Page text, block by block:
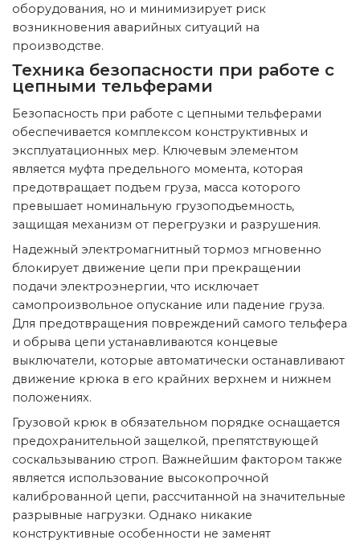
оборудования, но и минимизирует риск
возникновения аварийных ситуаций на
производстве.
Техника безопасности при работе с
цепными тельферами
Безопасность при работе с цепными тельферами
обеспечивается комплексом конструктивных и
эксплуатационных мер. Ключевым элементом
является муфта предельного момента, которая
предотвращает подъем груза, масса которого
превышает номинальную грузоподъемность,
защищая механизм от перегрузки и разрушения.
Надежный электромагнитный тормоз мгновенно
блокирует движение цепи при прекращении
подачи электроэнергии, что исключает
самопроизвольное опускание или падение груза.
Для предотвращения повреждений самого тельфера
и обрыва цепи устанавливаются концевые
выключатели, которые автоматически останавливают
движение крюка в его крайних верхнем и нижнем
положениях.
Грузовой крюк в обязательном порядке оснащается
предохранительной защелкой, препятствующей
соскальзыванию строп. Важнейшим фактором также
является использование высокопрочной
калиброванной цепи, рассчитанной на значительные
разрывные нагрузки. Однако никакие
конструктивные особенности не заменят